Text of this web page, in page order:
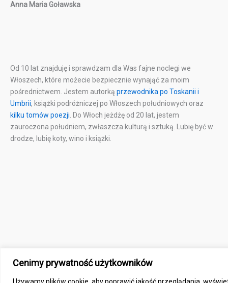
Cenimy prywatność użytkowników
Używamy plików cookie, aby poprawić jakość przeglądania,
Anna Maria Goławska
Od 10 lat znajduję i sprawdzam dla Was fajne noclegi we
Włoszech, które możecie bezpiecznie wynająć za moim
pośrednictwem. Jestem autorką przewodnika po Toskanii i
Umbrii, książki podróżniczej po Włoszech południowych oraz
kilku tomów poezji . Do Włoch jeżdżę od 20 lat, jestem
zauroczona południem, zwłaszcza kulturą i sztuką. Lubię być w
drodze, lubię koty, wino i książki.